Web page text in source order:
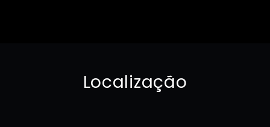
Localização